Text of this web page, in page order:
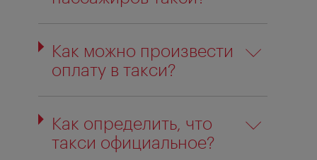
Как можно произвести
оплату в такси?
Как определить, что
такси официальное?